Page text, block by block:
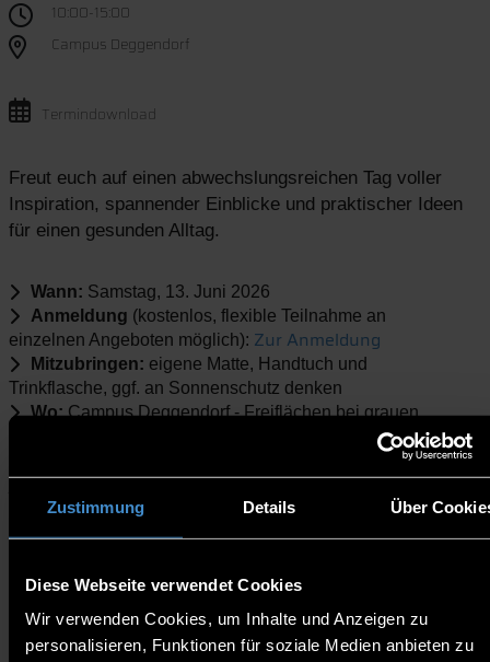
Zustimmung Details Über
Diese Webseite verwendet Cookies
Wir verwenden Cookies, um Inhalte und Anzeigen zu
personalisieren, Funktionen für soziale Medien anbieten zu
10:00-15:00
Campus Deggendorf
Termindownload
Freut euch auf einen abwechslungsreichen Tag voller
Inspiration, spannender Einblicke und praktischer Ideen
für einen gesunden Alltag.
Wann: Samstag, 13. Juni 2026
Anmeldung (kostenlos, flexible Teilnahme an
einzelnen Angeboten möglich): Zur Anmeldung
Mitzubringen: eigene Matte, Handtuch und
Trinkflasche, ggf. an Sonnenschutz denken
Wo:Campus Deggendorf - Freiflächen bei grauen
(du kannst flexibel starten, die Kurse laufen
(Veranstaltungssprache Deutsch)
Spannende Kurzvorträge
mehrere Kurse parallel, regelmäßig
rotierend)